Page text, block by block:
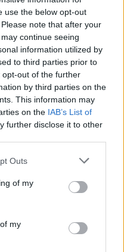
use the below opt-out
note that after your
continue seeing
information utilized by
to third parties prior to
out of the further
by third parties on the
This information may
on the IAB’s List of
further disclose it to other
Outs
of my
my
Games.
nestas